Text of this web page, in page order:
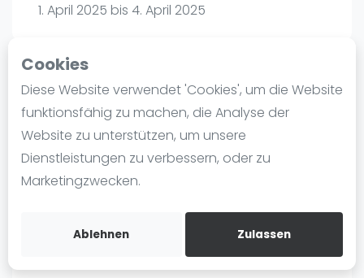
Cookies
Diese Website verwendet 'Cookies', um die Website
funktionsfähig zu machen, die Analyse der
Website zu unterstützen, um unsere
Dienstleistungen zu verbessern, oder zu
Marketingzwecken.
Ablehnen Zulassen
FIP Männer
Blog
Die Geschichte von Padel
Regeln und Punktzählung
Padel Schläge
Video
1. April 2025 bis 4. April 2025
Playtomic
PadelBase Ludwigshafen | Ludwigshafen am
Rhein
Weiherstraße 39
Routebeschrijving